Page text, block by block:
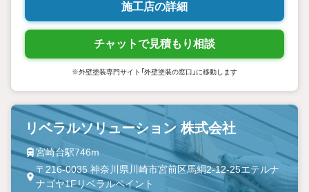
施工店の詳細
チャットで見積もり相談
※外壁塗装専門サイト「外壁塗装の窓口」に移動します
リベラルソリューション 株式会社
宮崎台駅746m
〒216-0035 神奈川県川崎市宮前区馬絹2-12-25エテルナ
ナゴヤ1Fリベラルペイント